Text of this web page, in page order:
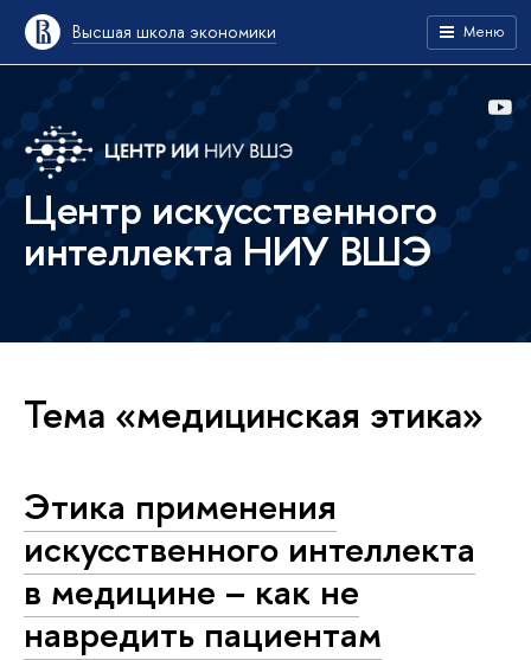
Высшая школа экономики Меню
Центр искусственного
интеллекта НИУ ВШЭ
Тема «медицинская этика»
Этика применения
искусственного интеллекта
в медицине – как не
навредить пациентам